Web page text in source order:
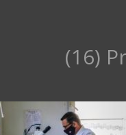
(16)